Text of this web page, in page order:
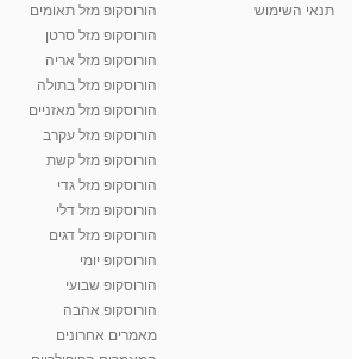
קרין גורן - העוגה המתגלצ’ת ללא קמח
38.5k צפיות
יוסי שר - מתמחה בשיטת אלכסנדר וטאי צ'י
2,734 צפיות
רנה רז-גילו -טיפול אנרגטי ויעוץ רוחני - נומרולוגית
2,310 צפיות
סודות בתאריך הלידה, משמעות חודש הלידה -
ינואר זינה ליבשיץ נומרולוגית
תנאי השימוש
הורוסקופ מזל תאומים
הורוסקופ מזל סרטן
הורוסקופ מזל אריה
הורוסקופ מזל בתולה
הורוסקופ מזל מאזניים
הורוסקופ מזל עקרב
הורוסקופ מזל קשת
הורוסקופ מזל גדי
הורוסקופ מזל דלי
הורוסקופ מזל דגים
הורוסקופ יומי
הורוסקופ שבועי
הורוסקופ אהבה
מאמרים אחרונים